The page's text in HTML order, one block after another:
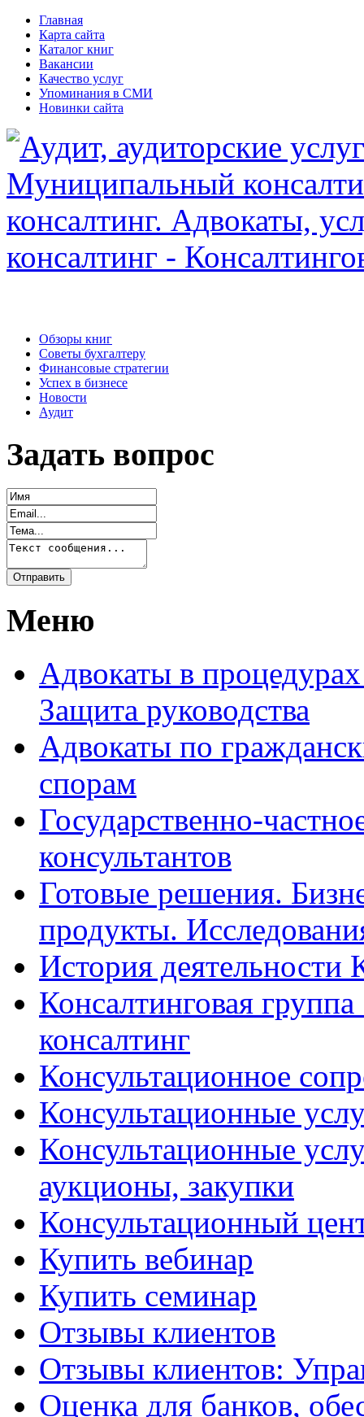
Главная
Карта сайта
Каталог книг
Вакансии
Качество услуг
Упоминания в СМИ
Новинки сайта
Обзоры книг
Советы бухгалтеру
Финансовые стратегии
Успех в бизнесе
Новости
Аудит
Задать вопрос
Меню
Адвокаты в
Защита руководства
Адвокаты по
спорам
Государственно-
консультантов
Готовые решения.
продукты.
История деятельности
Консалтинговая
консалтинг
Консультационное
Консультационные
Консультационные
аукционы, закупки
Консультационный
Купить вебинар
Купить семинар
Отзывы клиентов
Отзывы клиентов:
Оценка для банков,